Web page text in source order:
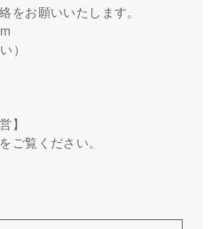
をお願いいたします。
）
】
ご覧ください。